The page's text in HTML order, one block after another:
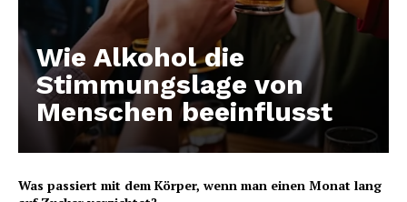
Wie Alkohol die
Stimmungslage von
Menschen beeinflusst
Was passiert mit dem Körper, wenn man einen Monat lang